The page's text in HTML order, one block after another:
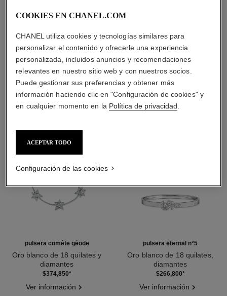
material
Oro blanco de 18 quilates
DESCUBRA TAMBIÉN
pulsera comète géode
Oro blanco de 18 quilates y
diamantes
$374,850*
Ver información
pulsera eternal n°5
Oro blanco de 18 quilates,
diamantes
Ref. J12816$266,800*
Ver información
COOKIES EN CHANEL.COM
CHANEL utiliza cookies y tecnologías similares para
personalizar el contenido y ofrecerle una experiencia
personalizada, incluidos anuncios y recomendaciones
relevantes en nuestro sitio web y con nuestros socios.
Puede gestionar sus preferencias y obtener más
información haciendo clic en "Configuración de cookies" y
en cualquier momento en la Política de privacidad
ACEPTAR TODO
Configuración de las cookies